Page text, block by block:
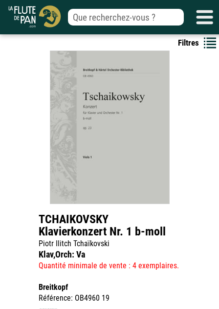
Filtres
TCHAIKOVSKY
Klavierkonzert Nr. 1 b-moll
Piotr Ilitch Tchaïkovski
Klav,Orch: Va
Quantité minimale de vente : 4 exemplaires.
Breitkopf
Référence: OB4960 19